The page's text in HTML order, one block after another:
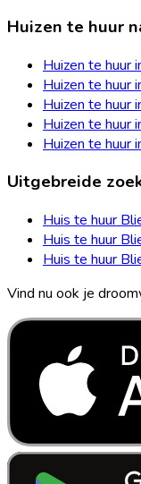
Huizen te huur
Huizen te huur
Huizen te huur
Huizen te huur
Huizen te huur
Huizen te huur
Uitgebreide
Huis te huur
Huis te huur
Huis te huur
Vind nu ook je